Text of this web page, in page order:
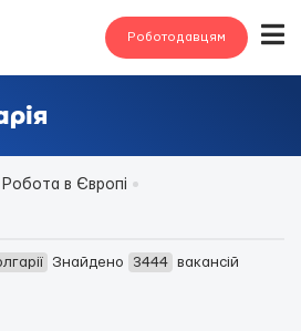
Роботодавцям
Робота в Європі
Знайдено 3444 вакансій